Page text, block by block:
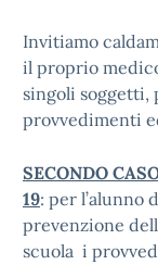
Invitiamo
il proprio
singoli soggetti,
provvedimenti
SECONDO
19: per l’alunno
prevenzione
scuola i